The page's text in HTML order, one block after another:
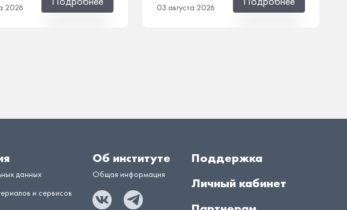
2026
03 августа 2026
данных
и сервисов
Об институте
Общая информация
Поддержка
Личный кабинет